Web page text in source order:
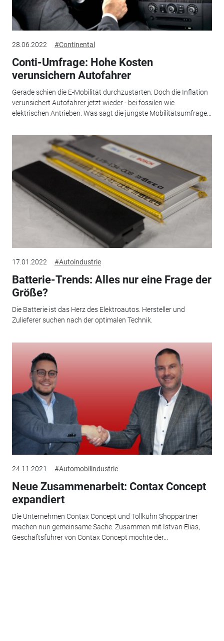
28.06.2022 #Continental
Conti-Umfrage: Hohe Kosten
verunsichern Autofahrer
Gerade schien die E-Mobilität durchzustarten. Doch die Inflation
verunsichert Autofahrer jetzt wieder - bei fossilen wie
elektrischen Antrieben. Was sagt die jüngste Mobilitätsumfrage...
17.01.2022 #Autoindustrie
Batterie-Trends: Alles nur eine Frage der
Größe?
Die Batterie ist das Herz des Elektroautos. Hersteller und
Zulieferer suchen nach der optimalen Technik.
24.11.2021 #Automobilindustrie
Neue Zusammenarbeit: Contax Concept
expandiert
Die Unternehmen Contax Concept und Tollkühn Shoppartner
machen nun gemeinsame Sache. Zusammen mit Istvan Elias,
Geschäftsführer von Contax Concept möchte der...